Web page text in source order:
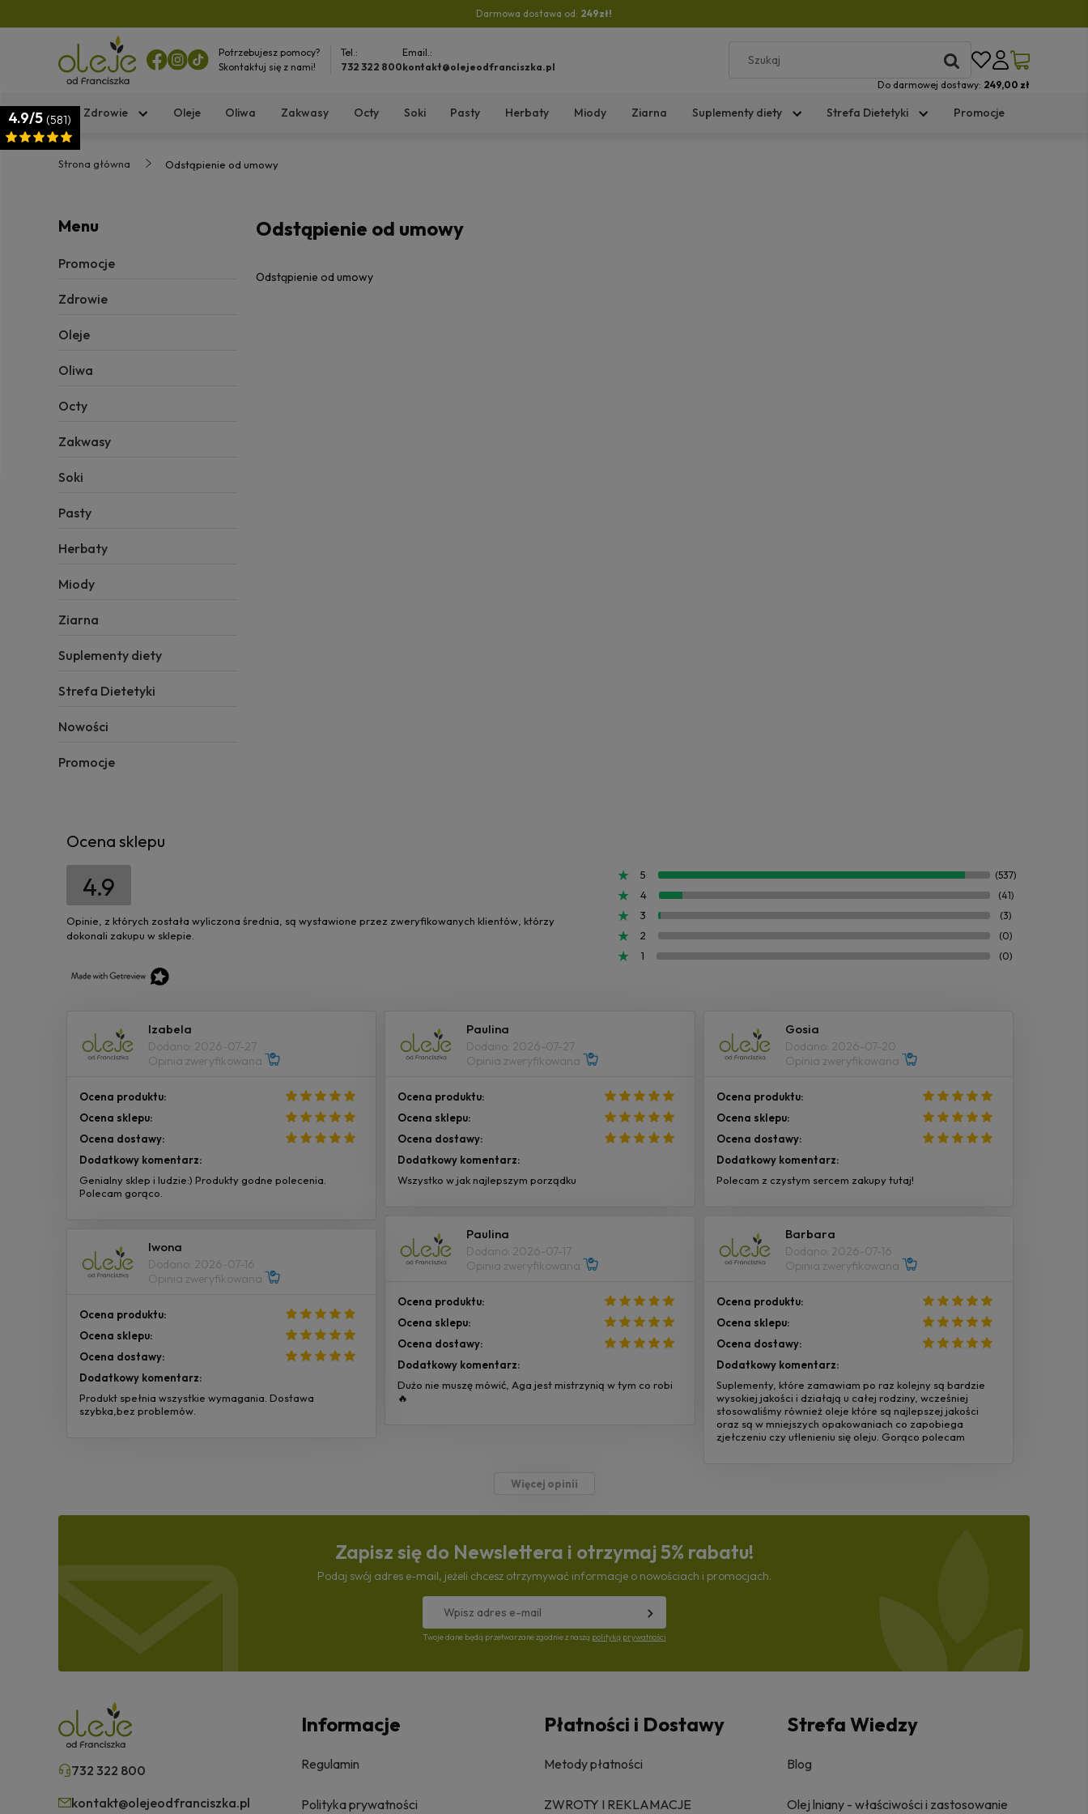
Darmowa dostawa od: 249zł!
Potrzebujesz pomocy?
Skontaktuj się z nami!
Tel.:
732 322 800
Email.:
kontakt@olejeodfranciszka.pl
Do darmowej dostawy: 249,00 zł
Zdrowie Oleje Oliwa Zakwasy Octy Soki Pasty Herbaty Miody Ziarna Suplementy diety Strefa Dietetyki Promocje
Strona główna Odstąpienie od umowy
Menu
Promocje
Zdrowie
Oleje
Oliwa
Octy
Zakwasy
Soki
Pasty
Herbaty
Miody
Ziarna
Suplementy diety
Strefa Dietetyki
Nowości
Promocje
Odstąpienie od umowy
Odstąpienie od umowy
Ocena sklepu
4.9
Opinie, z których została wyliczona średnia, są wystawione przez zweryfikowanych klientów, którzy
dokonali zakupu w sklepie.
5 (537)
4 (41)
3 (3)
2 (0)
1 (0)
Izabela
Dodano: 2026-07-27
Opinia zweryfikowana
Ocena produktu:
Ocena sklepu:
Ocena dostawy:
Dodatkowy komentarz:
Genialny sklep i ludzie:) Produkty godne polecenia.
Polecam gorąco.
Paulina
Dodano: 2026-07-27
Opinia zweryfikowana
Ocena produktu:
Ocena sklepu:
Ocena dostawy:
Dodatkowy komentarz:
Wszystko w jak najlepszym porządku
Gosia
Dodano: 2026-07-20
Opinia zweryfikowana
Ocena produktu:
Ocena sklepu:
Ocena dostawy:
Dodatkowy komentarz:
Polecam z czystym sercem zakupy tutaj!
Paulina
Dodano: 2026-07-17
Opinia zweryfikowana
Ocena produktu:
Ocena sklepu:
Ocena dostawy:
Dodatkowy komentarz:
Dużo nie muszę mówić, Aga jest mistrzynią w tym co robi
🔥
Barbara
Dodano: 2026-07-16
Opinia zweryfikowana
Ocena produktu:
Ocena sklepu:
Ocena dostawy:
Dodatkowy komentarz:
Suplementy, które zamawiam po raz kolejny są bardzie
wysokiej jakości i działają u całej rodziny, wcześniej
stosowaliśmy również oleje które są najlepszej jakości
oraz są w mniejszych opakowaniach co zapobiega
zjełczeniu czy utlenieniu się oleju. Gorąco polecam
Iwona
Dodano: 2026-07-16
Opinia zweryfikowana
Ocena produktu:
Ocena sklepu:
Ocena dostawy:
Dodatkowy komentarz:
Produkt spełnia wszystkie wymagania. Dostawa
szybka,bez problemów.
Więcej opinii
Zapisz się do Newslettera i otrzymaj 5% rabatu!
Podaj swój adres e-mail, jeżeli chcesz otrzymywać informacje o nowościach i promocjach.
Twoje dane będą przetwarzane zgodnie z naszą polityką prywatności
732 322 800
kontakt@olejeodfranciszka.pl
Informacje
Regulamin
Polityka prywatności
Płatności i Dostawy
Metody płatności
ZWROTY I REKLAMACJE
Strefa Wiedzy
Blog
Olej lniany - właściwości i zastosowanie
4.9/5 (581)